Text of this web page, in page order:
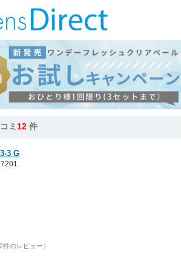
ミ12 件
3 G
件のレビュー）